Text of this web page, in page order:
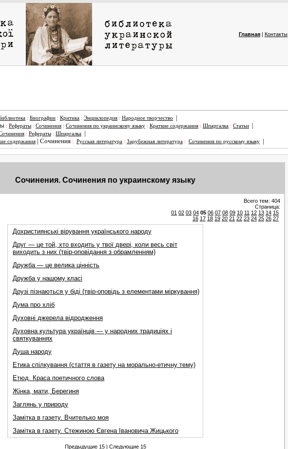
Главная | Контакты
: Биографии : Критика : Энциклопедия : Народное творчество
|
: Рефераты : Сочинения : Сочинения по украинскому языку : Краткие содержания : Шпаргалка : Статьи
|
: Рефераты : Шпаргалка
|
содержания | Сочинения : Русская литература : Зарубежная литература : Сочинения по русскому языку |
Сочинения. Сочинения по украинскому языку
Всего тем: 404
Страница:
01 02 03 04 05 06 07 08 09 10 11 12 13 14 15
16 17 18 19 20 21 22 23 24 25 26 27
Дохристиянські вірування українського народу
Друг — це той, хто входить у твої двері, коли весь світ
виходить з них (твір-оповідання з обрамленням)
Дружба — це велика цінність
Дружба у нашому класі
Друзі пізнаються у біді (твір-оповідь з елементами міркування)
Дума про хлiб
Духовнi джерела вiдродження
Духовна культура українців — у народних традиціях і
святкуваннях
Душа народу
Етика спілкування (стаття в газету на морально-етичну тему)
Етюд. Краса поетичного слова
Жiнка, мати, Берегиня
Заглянь у природу
Замiтка в газету. Вчителько моя
Замiтка в газету. Стежиною Євгена Iвановича Жицького
Предыдущие 15| Следующие 15